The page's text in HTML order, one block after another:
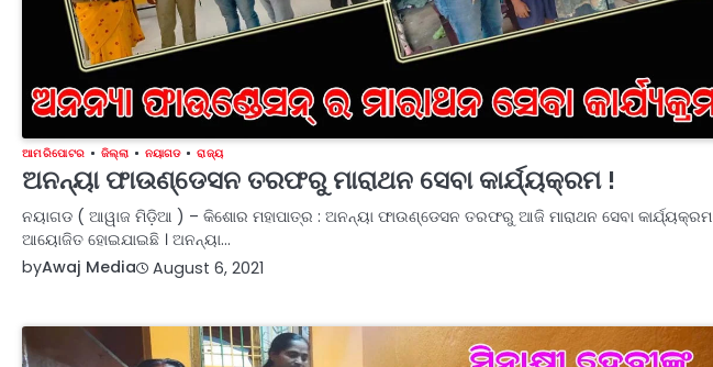
ଆମ ରିପୋଟର ଜିଲ୍ଲା ନୟାଗଡ ରାଜ୍ୟ
ଅନନ୍ୟା ଫାଉଣ୍ଡେସନ ତରଫରୁ ମାରାଥନ ସେବା କାର୍ଯ୍ୟକ୍ରମ !
ନୟାଗଡ ( ଆୱାଜ ମିଡ଼ିଆ ) – କିଶୋର ମହାପାତ୍ର : ଅନନ୍ୟା ଫାଉଣ୍ଡେସନ ତରଫରୁ ଆଜି ମାରାଥନ ସେବା କାର୍ଯ୍ୟକ୍ରମ
ଆୟୋଜିତ ହୋଇଯାଇଛି । ଅନନ୍ୟା…
byAwaj Media August 6, 2021